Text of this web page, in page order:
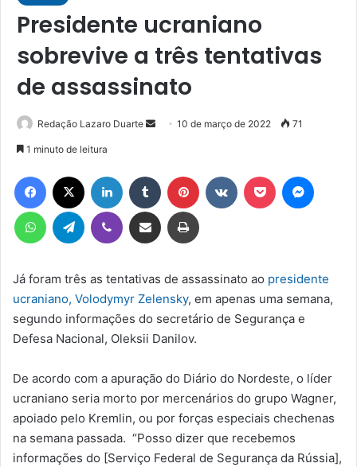
Presidente ucraniano
sobrevive a três tentativas
de assassinato
Redação Lazaro Duarte
Mande
mail
10 de março de 2022 71
1 minuto de leitura
Facebook Linkedin Tumblr Pinterest Pocket
WhatsAppTelegram Viber Compartilhar via e-mail Imprimir
Já foram três as tentativas de assassinato ao presidente
ucraniano, Volodymyr Zelensky, em apenas uma semana,
segundo informações do secretário de Segurança e
Defesa Nacional, Oleksii Danilov.
De acordo com a apuração do Diário do Nordeste, o líder
ucraniano seria morto por mercenários do grupo Wagner,
apoiado pelo Kremlin, ou por forças especiais chechenas
na semana passada. “Posso dizer que recebemos
informações do [Serviço Federal de Segurança da Rússia],